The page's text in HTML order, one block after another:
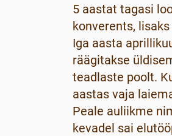
5 aastat tagasi
konverents,
Iga aasta
räägitakse
teadlaste poolt.
aastas vaja
Peale auliikme
kevadel sai